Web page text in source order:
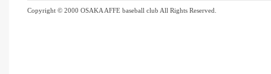
Copyright © 2000 OSAKA AFFE baseball club All Rights Reserved.